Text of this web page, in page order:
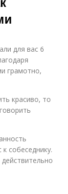
для вас 6
грамотно,
красиво, то
собеседнику.